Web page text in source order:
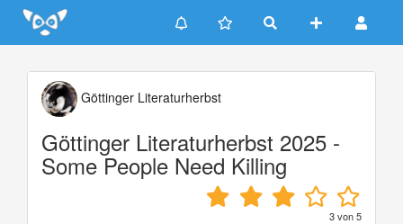
Update cookies preferences
Göttinger Literaturherbst
Göttinger Literaturherbst 2025 -
Some People Need Killing
3von5